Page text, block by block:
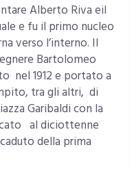
Alberto Riva eil
e fu il primo nucleo
verso l’interno. Il
Bartolomeo
nel 1912 e portato a
tra gli altri, di
Garibaldi con la
al diciottenne
della prima